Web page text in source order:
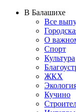
В Балашихе
Все
О
Спорт
Культура
ЖКХ
Кучино